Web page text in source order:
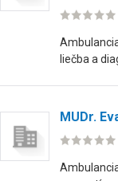
liečba a
MUDr.